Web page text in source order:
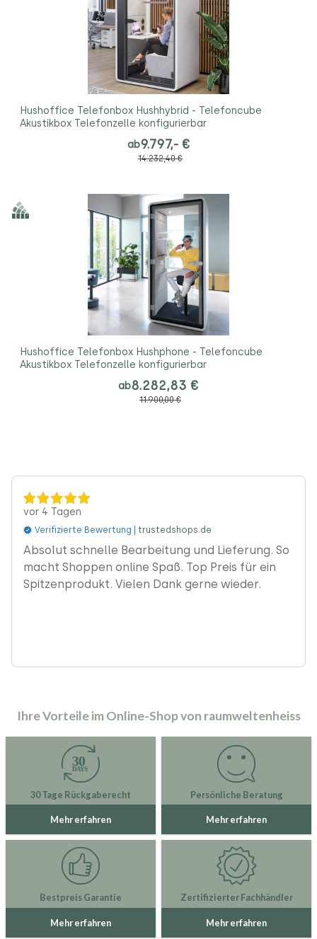
Hushoffice Telefonbox Hushhybrid - Telefoncube
Akustikbox Telefonzelle konfigurierbar
ab9.797,- €
14.232,40 €
Hushoffice Telefonbox Hushphone - Telefoncube
Akustikbox Telefonzelle konfigurierbar
ab8.282,83 €
11.900,00 €
vor 4 Tagen
Verifizierte Bewertung | trustedshops.de
Absolut schnelle Bearbeitung und Lieferung. So
macht Shoppen online Spaß. Top Preis für ein
Spitzenprodukt. Vielen Dank gerne wieder.
Ihre Vorteile im Online-Shop von raumweltenheiss
30 Tage Rückgaberecht
Mehr erfahren
Persönliche Beratung
Mehr erfahren
Bestpreis Garantie
Mehr erfahren
Zertifizierter Fachhändler
Mehr erfahren